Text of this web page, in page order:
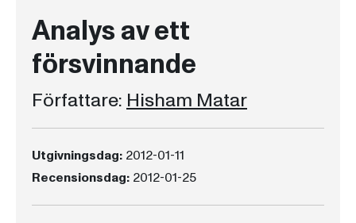
Analys av ett
försvinnande
Författare: Hisham Matar
Utgivningsdag: 2012-01-11
Recensionsdag: 2012-01-25